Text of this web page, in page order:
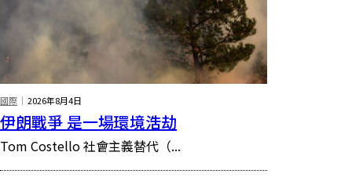
國際 2026年8月4日
伊朗戰爭 是一場環境浩劫
Tom Costello 社會主義替代（...